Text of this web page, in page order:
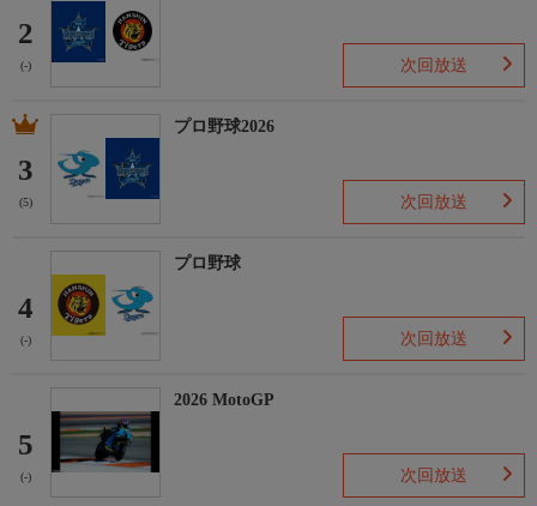
2
(-) 次回放送
3
(5)
プロ野球2026
次回放送
4
(-)
プロ野球
次回放送
5
(-)
2026 MotoGP
次回放送